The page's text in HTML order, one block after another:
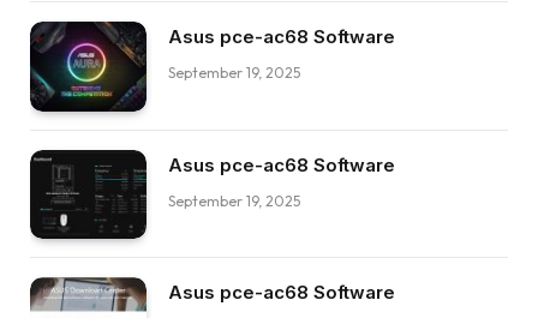
Asus pce-ac68 Software
September 19, 2025
Asus pce-ac68 Software
September 19, 2025
Asus pce-ac68 Software